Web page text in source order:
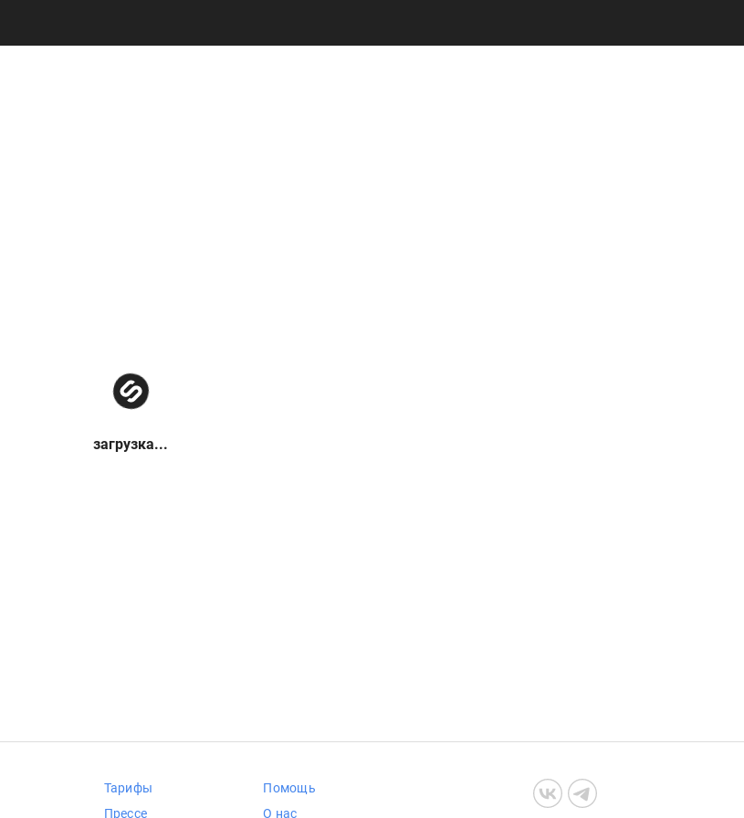
загрузка...
Тарифы
Прессе
Помощь
О нас